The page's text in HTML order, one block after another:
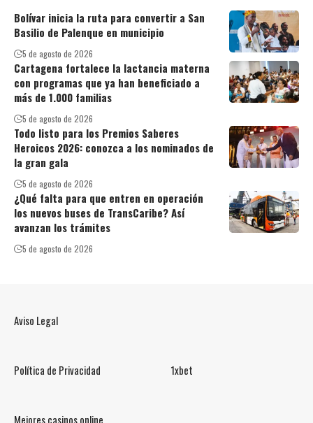
Bolívar inicia la ruta para convertir a San
Basilio de Palenque en municipio
5 de agosto de 2026
Cartagena fortalece la lactancia materna
con programas que ya han beneficiado a
más de 1.000 familias
5 de agosto de 2026
Todo listo para los Premios Saberes
Heroicos 2026: conozca a los nominados de
la gran gala
5 de agosto de 2026
¿Qué falta para que entren en operación
los nuevos buses de TransCaribe? Así
avanzan los trámites
5 de agosto de 2026
Aviso Legal
Política de Privacidad 1xbet
Mejores casinos online